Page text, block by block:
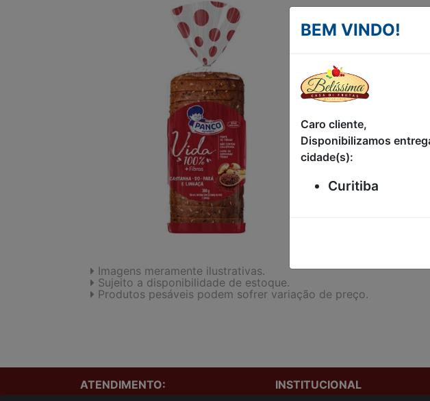
PÃO
DO-
380G
PARÁ E
PANCO
Imagens meramente ilustrativas.
Sujeito a disponibilidade de estoque.
Produtos pesáveis podem sofrer variação de preço.
BEM VINDO!
Caro cliente,
Disponibilizamos
cidade(s):
Curitiba
ATENDIMENTO: INSTITUCIONAL